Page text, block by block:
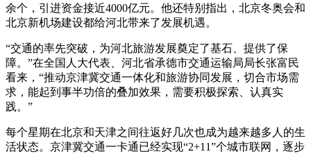
余个，引进资金接近4000亿元。他还特别指出，北京冬奥会和
北京新机场建设都给河北带来了发展机遇。
“交通的率先突破，为河北旅游发展奠定了基石、提供了保
障。”在全国人大代表、河北省承德市交通运输局局长张富民
看来，“推动京津冀交通一体化和旅游协同发展，切合市场需
求，能起到事半功倍的叠加效果，需要积极探索、认真实
践。”
每个星期在北京和天津之间往返好几次也成为越来越多人的生
活状态。京津冀交通一卡通已经实现“2+11”个城市联网，逐步